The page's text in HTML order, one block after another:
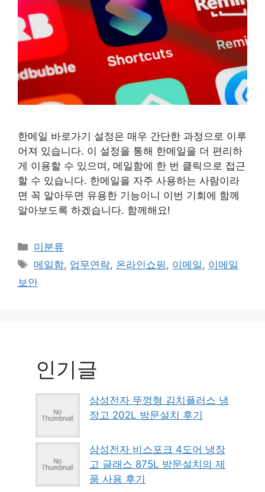
한메일 바로가기 설정은 매우 간단한 과정으로 이루
어져 있습니다. 이 설정을 통해 한메일을 더 편리하
게 이용할 수 있으며, 메일함에 한 번 클릭으로 접근
할 수 있습니다. 한메일을 자주 사용하는 사람이라
면 꼭 알아두면 유용한 기능이니 이번 기회에 함께
알아보도록 하겠습니다. 함께해요!
Categories
미분류
Tags
메일함, 업무연락, 온라인쇼핑 , 이메일 , 이메일
보안
인기글
삼성전자 뚜껑형 김치플러스 냉
장고 202L 방문설치 후기
삼성전자 비스포크 4도어 냉장
고 글래스 875L 방문설치의 제
품 사용 후기